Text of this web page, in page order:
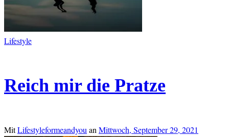
Lifestyle
Reich mir die Pratze
MitLifestyleformeandyou an Mittwoch, September 29, 2021